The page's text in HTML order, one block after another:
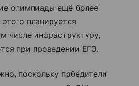
олимпиады ещё более
планируется
числе инфраструктуру,
при проведении ЕГЭ.
поскольку победители